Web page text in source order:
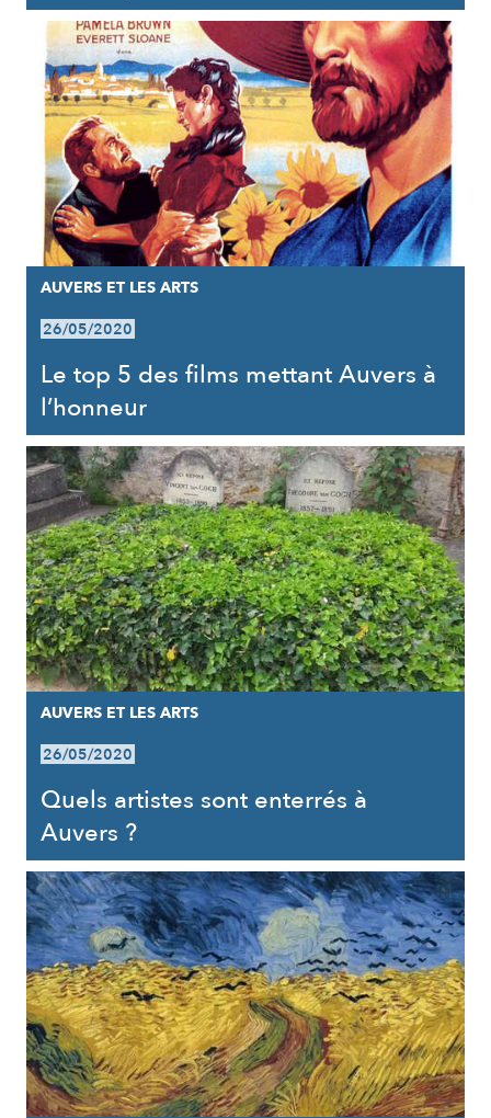
AUVERS ET LES ARTS
26/05/2020
Le top 5 des films mettant Auvers à
l’honneur
AUVERS ET LES ARTS
26/05/2020
Quels artistes sont enterrés à
Auvers ?